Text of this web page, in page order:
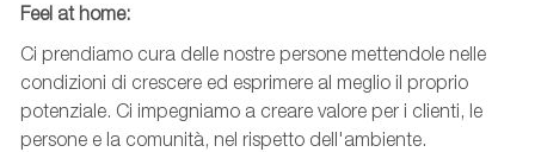
Feel athome:
Ci prendiamo cura delle nostre persone mettendole nelle
condizioni di crescere ed esprimere al meglio il proprio
potenziale. Ci impegniamo a creare valore per i clienti, le
persone e la comunità, nel rispetto dell'ambiente.